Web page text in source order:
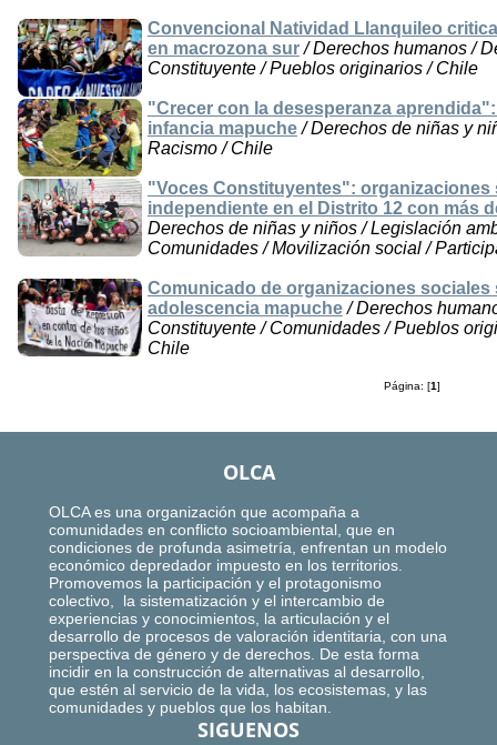
Convencional Natividad Llanquileo
en macrozona sur/ Derechos humanos /
Constituyente / Pueblos originarios / Chile
"Crecer con la desesperanza
infancia mapuche/ Derechos de niñas y
Racismo / Chile
"Voces Constituyentes":
independiente en el Distrito 12 con más
Derechos de niñas y niños / Legislación
Comunidades / Movilización social /
Comunicado de organizaciones
adolescencia mapuche/ Derechos
Constituyente / Comunidades / Pueblos
Chile
Página: [1]
OLCA
OLCA es una organización que acompaña a
comunidades en conflicto socioambiental, que en
condiciones de profunda asimetría, enfrentan un modelo
económico depredador impuesto en los territorios.
Promovemos la participación y el protagonismo
colectivo, la sistematización y el intercambio de
experiencias y conocimientos, la articulación y el
desarrollo de procesos de valoración identitaria, con una
perspectiva de género y de derechos. De esta forma
incidir en la construcción de alternativas al desarrollo,
que estén al servicio de la vida, los ecosistemas, y las
comunidades y pueblos que los habitan.
SIGUENOS